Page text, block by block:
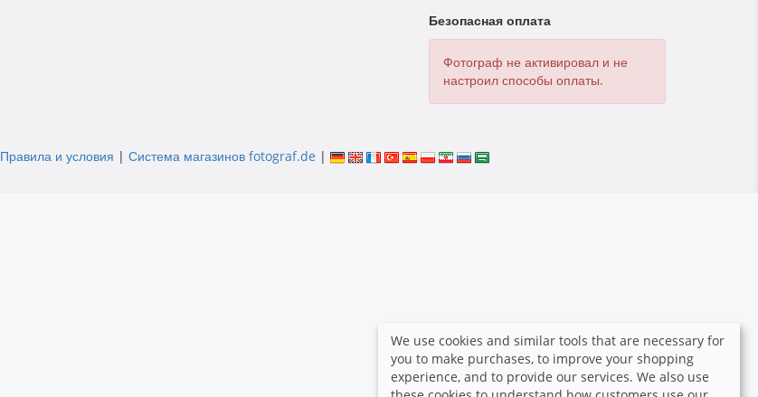
Безопасная оплата
Фотограф не активировал и не
настроил способы оплаты.
Правила и условия | Система магазинов fotograf.de |
We use cookies and similar tools that are necessary for
you to make purchases, to improve your shopping
experience, and to provide our services. We also use